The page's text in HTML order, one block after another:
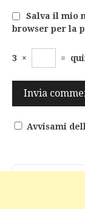
Salva il mio
browser per la
3 × =
Avvisami